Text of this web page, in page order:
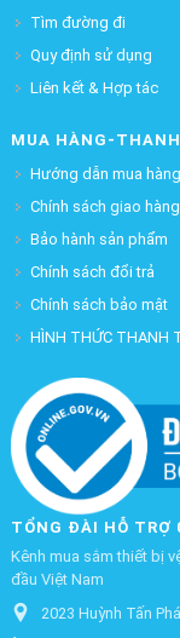
Tìm đường đi
Quy định sử dụng
Liên kết & Hợp tác
MUA HÀNG-
Hướng dẫn mua hàng
Chính sách giao hàng
Bảo hành sản phẩm
Chính sách đổi trả
Chính sách bảo mật
HÌNH THỨC THANH
TỔNG ĐÀI HỖ TRỢ
Kênh mua sắm thiết bị
đầu Việt Nam
2023 Huỳnh Tấn